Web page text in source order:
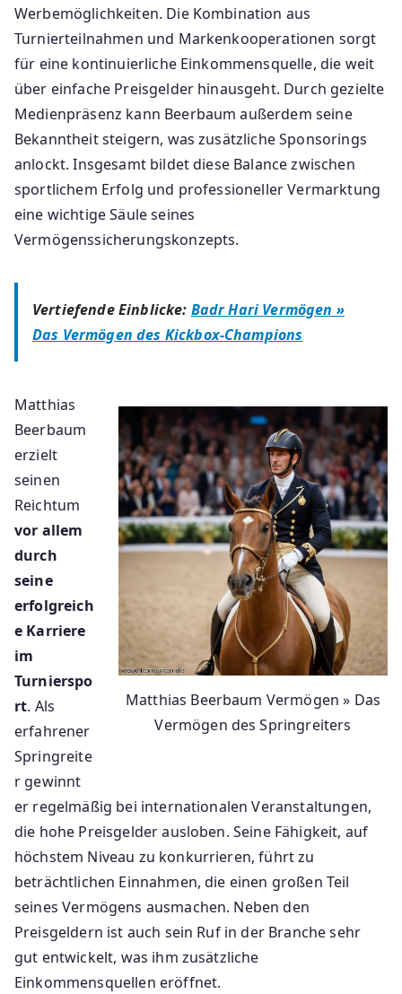
Werbemöglichkeiten. Die Kombination aus
Turnierteilnahmen und Markenkooperationen sorgt
für eine kontinuierliche Einkommensquelle, die weit
über einfache Preisgelder hinausgeht. Durch gezielte
Medienpräsenz kann Beerbaum außerdem seine
Bekanntheit steigern, was zusätzliche Sponsorings
anlockt. Insgesamt bildet diese Balance zwischen
sportlichem Erfolg und professioneller Vermarktung
eine wichtige Säule seines
Vermögenssicherungskonzepts.
Vertiefende Einblicke: Badr Hari Vermögen »
Das Vermögen des Kickbox-Champions
Matthias Beerbaum Vermögen » Das
Vermögen des Springreiters
Matthias
Beerbaum
erzielt
seinen
Reichtum
vor allem
durch
seine
erfolgreich
e Karriere
im
Turnierspo
rt. Als
erfahrener
Springreite
r gewinnt
er regelmäßig bei internationalen Veranstaltungen,
die hohe Preisgelder ausloben. Seine Fähigkeit, auf
höchstem Niveau zu konkurrieren, führt zu
beträchtlichen Einnahmen, die einen großen Teil
seines Vermögens ausmachen. Neben den
Preisgeldern ist auch sein Ruf in der Branche sehr
gut entwickelt, was ihm zusätzliche
Einkommensquellen eröffnet.